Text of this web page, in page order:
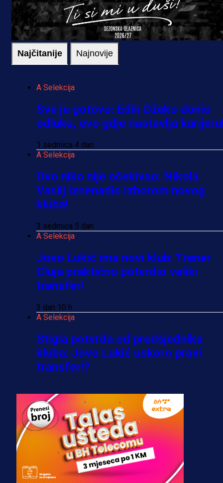
Najčitanije Najnovije
A Selekcija
Sve je gotovo: Edin Džeko donio
odluku, evo gdje nastavlja
1 sedmica 4 dan
A Selekcija
Ovo niko nije očekivao: Nikola
Vasilj iznenadio izborom novog
kluba!
3 sedmica 5 dan
A Selekcija
Jovo Lukić ima novi klub: Trener
Cluja praktično potvrdio veliki
transfer!
3 dan 10 h
A Selekcija
Stigla potvrda od predsjednika
kluba: Jovo Lukić uskoro pravi
transfer!?
A Selekcija
Zmajevi dobili veliko pojačanje:
Fudbaler Olympiacosa želi obući
dres BiH!
3 sedmica 3 dan
Premijer liga BiH